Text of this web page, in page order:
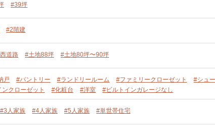
#39坪
#2階建
道路 #土地88坪 #土地80坪〜90坪
戸 #パントリー #ランドリールーム #ファミリークローゼット #シュ
クローゼット
#化粧台 #洋室 #ビルトインガレージなし
#3人家族 #4人家族 #5人家族 #単世帯住宅